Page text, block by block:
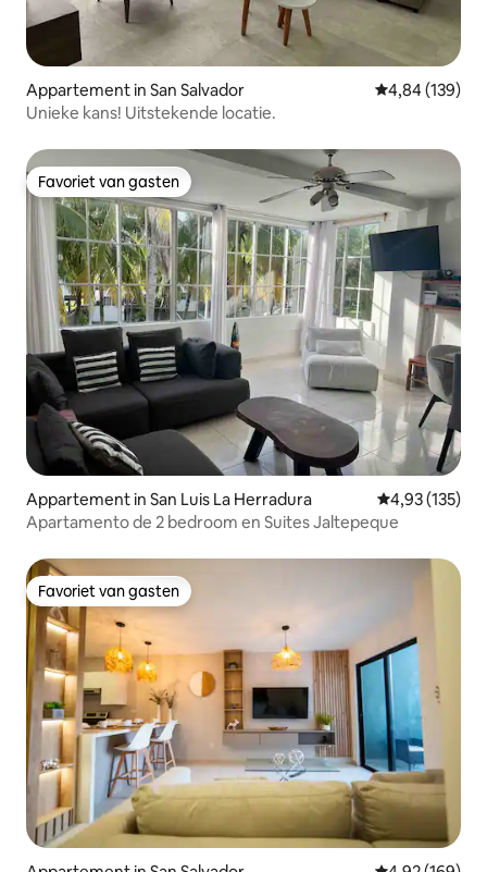
Appartement in San Salvador Gemiddelde
4,84 (139)
Unieke kans! Uitstekende locatie.
Favoriet van gasten
Favoriet van gasten
Appartement in San Luis La Herradura Gemiddelde
4,93 (135)
Apartamento de 2 bedroom en Suites Jaltepeque
Favoriet van gasten
Favoriet van gasten